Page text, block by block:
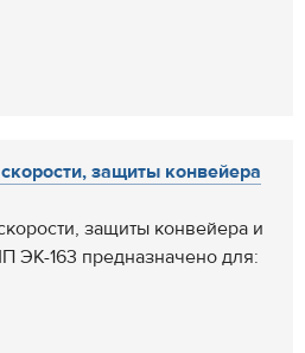
защиты конвейера
защиты конвейера и
ЭК-163 предназначено для: